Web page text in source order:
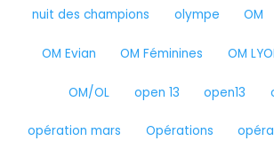
nuit des champions olympe OM
OM Evian OM Féminines OM
OM/OL open 13 open13
opération mars Opérations